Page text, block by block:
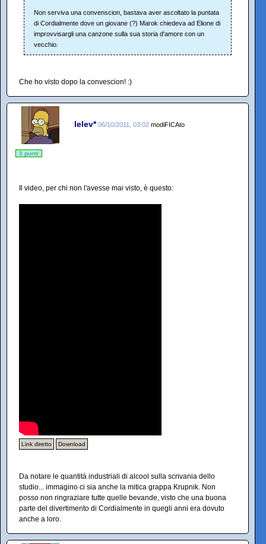
Non serviva una convenscion, bastava aver ascoltato la puntata
di Cordialmente dove un giovane (?) Marok chiedeva ad Elione di
improvvisargli una canzone sulla sua storia d'amore con un
vecchio.
Che ho visto dopo la convescion! :)
lelev* 06/10/2011, 03:02 modiFICAto
3 punti
Il video, per chi non l'avesse mai visto, è questo:
Link diretto Download
Da notare le quantità industriali di alcool sulla scrivania dello
studio... immagino ci sia anche la mitica grappa Krupnik. Non
posso non ringraziare tutte quelle bevande, visto che una buona
parte del divertimento di Cordialmente in quegli anni era dovuto
anche a loro.